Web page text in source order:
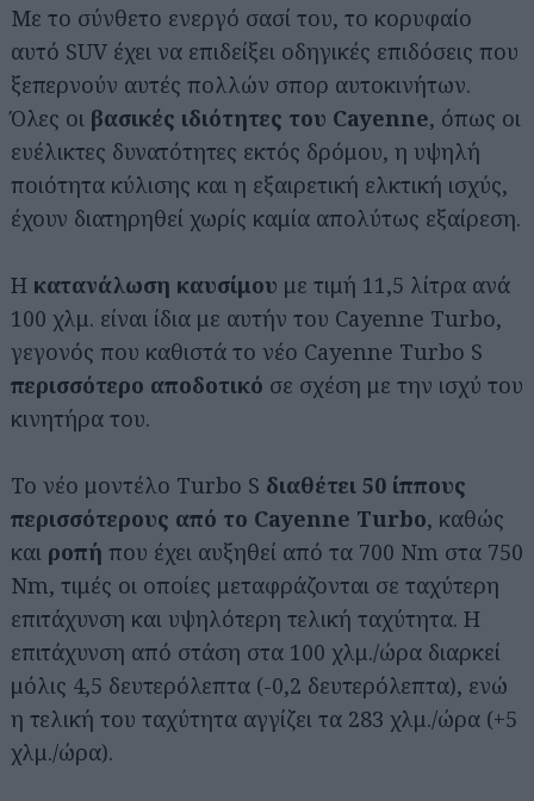
Με το σύνθετο ενεργό σασί του, το κορυφαίο
αυτό SUV έχει να επιδείξει οδηγικές επιδόσεις που
ξεπερνούν αυτές πολλών σπορ αυτοκινήτων.
Όλες οι βασικές ιδιότητες του Cayenne, όπως οι
ευέλικτες δυνατότητες εκτός δρόμου, η υψηλή
ποιότητα κύλισης και η εξαιρετική ελκτική ισχύς,
έχουν διατηρηθεί χωρίς καμία απολύτως εξαίρεση.
Η κατανάλωση καυσίμου με τιμή 11,5 λίτρα ανά
100 χλμ. είναι ίδια με αυτήν του Cayenne Turbo,
γεγονός που καθιστά το νέο Cayenne Turbo S
περισσότερο αποδοτικό σε σχέση με την ισχύ του
κινητήρα του.
Το νέο μοντέλο Turbo S διαθέτει 50 ίππους
περισσότερους από το Cayenne Turbo, καθώς
και ροπή που έχει αυξηθεί από τα 700 Nm στα 750
Nm, τιμές οι οποίες μεταφράζονται σε ταχύτερη
επιτάχυνση και υψηλότερη τελική ταχύτητα. Η
επιτάχυνση από στάση στα 100 χλμ./ώρα διαρκεί
μόλις 4,5 δευτερόλεπτα (-0,2 δευτερόλεπτα), ενώ
η τελική του ταχύτητα αγγίζει τα 283 χλμ./ώρα (+5
χλμ./ώρα).